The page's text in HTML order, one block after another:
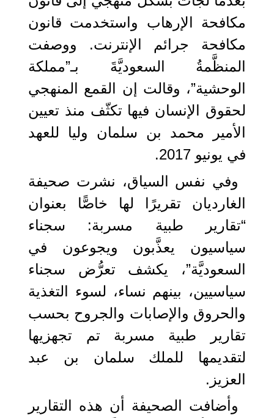
مكافحة الإرهاب واستخدمت قانون
مكافحة جرائم الإنترنت. ووصفت
المنظَّمةُ السعوديَّةَ بـ”مملكة
الوحشية”، وقالت إن القمع المنهجي
لحقوق الإنسان فيها تكثّف منذ تعيين
الأمير محمد بن سلمان وليا للعهد
في يونيو 2017.
وفي نفس السياق، نشرت صحيفة
الغارديان تقريرًا لها خاصًّا بعنوان
“تقارير طبية مسربة: سجناء
سياسيون يعذَّبون ويجوعون في
السعوديَّة”، يكشف تعرُّض سجناء
سياسيين، بينهم نساء، لسوء التغذية
والحروق والإصابات والجروح بحسب
تقارير طبية مسربة تم تجهزيها
لتقديمها للملك سلمان بن عبد
العزيز.
وأضافت الصحيفة أن هذه التقارير